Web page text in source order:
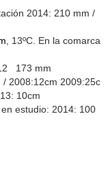
2014: 210 mm /
, 13ºC. En la comarca
173 mm
2008:12cm 2009:25c
10cm
estudio: 2014: 100